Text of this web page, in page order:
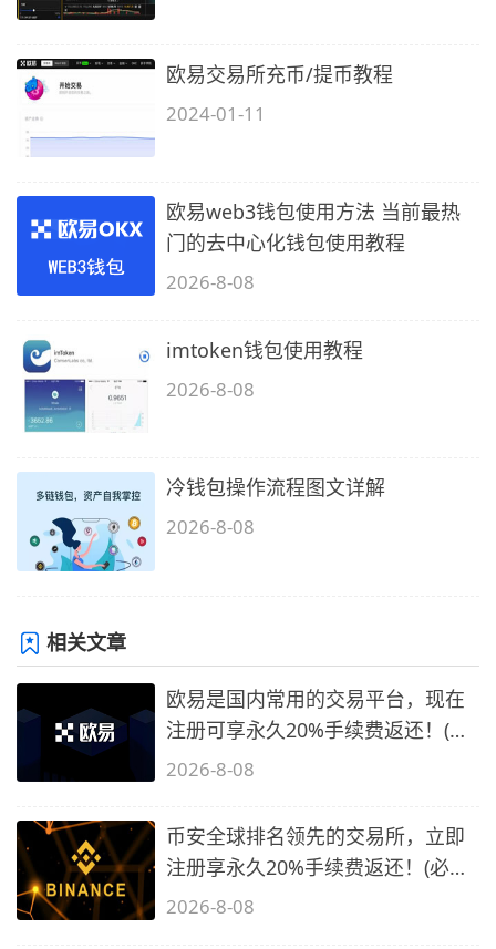
欧易交易所充币/提币教程
2024-01-11
欧易web3钱包使用方法 当前最热
门的去中心化钱包使用教程
2026-8-08
imtoken钱包使用教程
2026-8-08
冷钱包操作流程图文详解
2026-8-08
相关文章
欧易是国内常用的交易平台，现在
注册可享永久20%手续费返还！(必
备1)
2026-8-08
币安全球排名领先的交易所，立即
注册享永久20%手续费返还！(必备
2)
2026-8-08